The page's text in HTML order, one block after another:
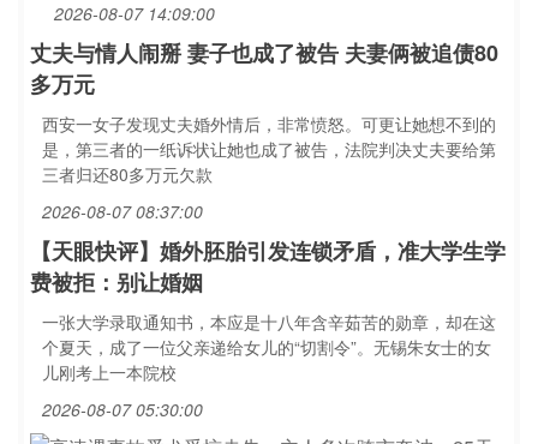
2026-08-07 14:09:00
丈夫与情人闹掰 妻子也成了被告 夫妻俩被追债80
多万元
西安一女子发现丈夫婚外情后，非常愤怒。可更让她想不到的
是，第三者的一纸诉状让她也成了被告，法院判决丈夫要给第
三者归还80多万元欠款
2026-08-07 08:37:00
【天眼快评】婚外胚胎引发连锁矛盾，准大学生学
费被拒：别让婚姻
一张大学录取通知书，本应是十八年含辛茹苦的勋章，却在这
个夏天，成了一位父亲递给女儿的“切割令”。无锡朱女士的女
儿刚考上一本院校
2026-08-07 05:30:00